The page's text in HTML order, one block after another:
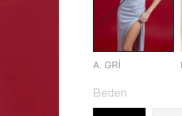
A. GRİ
Beden